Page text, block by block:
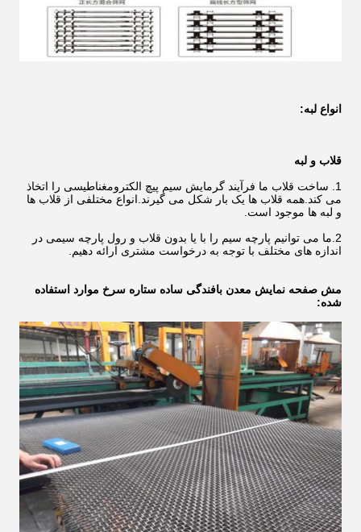
انواع لبه:
قلاب و لبه
1. ساخت قلاب ما فرآیند گرمایش سیم پیچ الکترومغناطیسی را اتخاذ
می کند.همه قلاب ها یک بار شکل می گیرند.انواع مختلفی از قلاب ها
و لبه ها موجود است.
2.ما می توانیم پارچه سیم را با یا بدون قلاب و رول پارچه سیمی در
اندازه های مختلف با توجه به درخواست مشتری ارائه دهیم.
مش صفحه نمایش معدن بافندگی ساده ستاره سرخ موارد استفاده
شده: